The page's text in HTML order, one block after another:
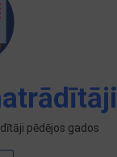
pēdējos gados